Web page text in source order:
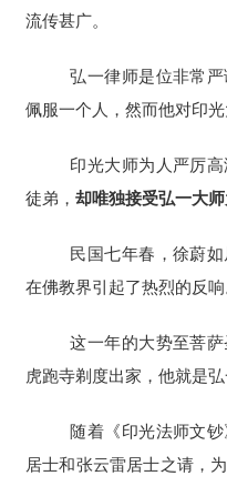
流传甚广。
弘一律师是位非常
佩服一个人，然而他对印
印光大师为人严厉
徒弟， 却唯独接受弘一大师
民国七年春，徐蔚
在佛教界引起了热烈的反响
这一年的大势至菩
虎跑寺剃度出家，他就是弘
随着《印光法师文
居士和张云雷居士之请，